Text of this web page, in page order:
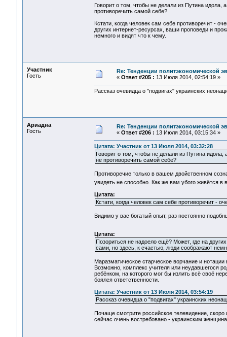
Говорит о том, чтобы не делали из Путина
противоречить самой себе?
Кстати, когда человек сам себе противоречит -
других интернет-ресурсах, ваши проповеди и
немного и видят что к чему.
Участник
Гость
Re: Тенденции политэкономической
« Ответ #205 : 13 Июля 2014, 02:54:19 »
Рассказ очевидца о "подвигах" украинских
Ариадна
Гость
Re: Тенденции политэкономической
« Ответ #206 : 13 Июля 2014, 03:15:34 »
Цитата: Участник от 13 Июля 2014, 03:32:28
Говорит о том, чтобы не делали из Путина
не противоречить самой себе?
Противоречие только в вашем двойственном
увидеть не способно. Как же вам убого живётся
Цитата:
Кстати, когда человек сам себе противоречит -
Видимо у вас богатый опыт, раз постоянно
Цитата:
Позориться не надоело ещё? Может, где на
сами, но здесь, к счастью, люди соображают
Маразматическое старческое ворчание и нотации
Возможно, комплекс учителя или неудавшегося
ребёнком, на которого мог бы излить всё своё
боялся ответственности.
Цитата: Участник от 13 Июля 2014, 03:54:19
Рассказ очевидца о "подвигах" украинских
Почаще смотрите российское телевидение,
сейчас очень востребовано - украинским